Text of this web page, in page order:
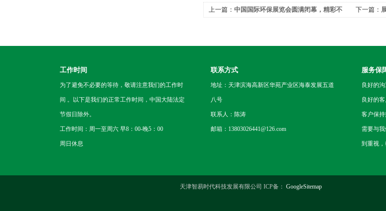
上一篇： 中国国际环保展览会圆满闭幕，精彩不
下一篇：
工作时间
为了避免不必要的等待，敬请注意我们的工作时
间 。以下是我们的正常工作时间，中国大陆法定
节假日除外。
工作时间：周一至周六 早8：00-晚5：00
周日休息
联系方式
地址：天津滨海高新区华苑产业区海泰发展五道
八号
联系人：陈涛
邮箱：13803026441@126.com
服务保
良好的
良好的
客户保
需要与
到重视，
天津智易时代科技发展有限公司 ICP备： GoogleSitemap